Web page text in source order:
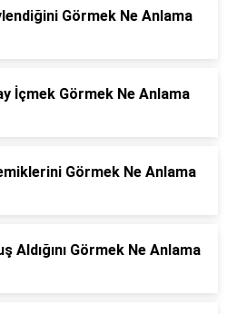
Görmek Ne Anlama
İçmek Görmek Ne Anlama
Görmek Ne Anlama
Aldığını Görmek Ne Anlama